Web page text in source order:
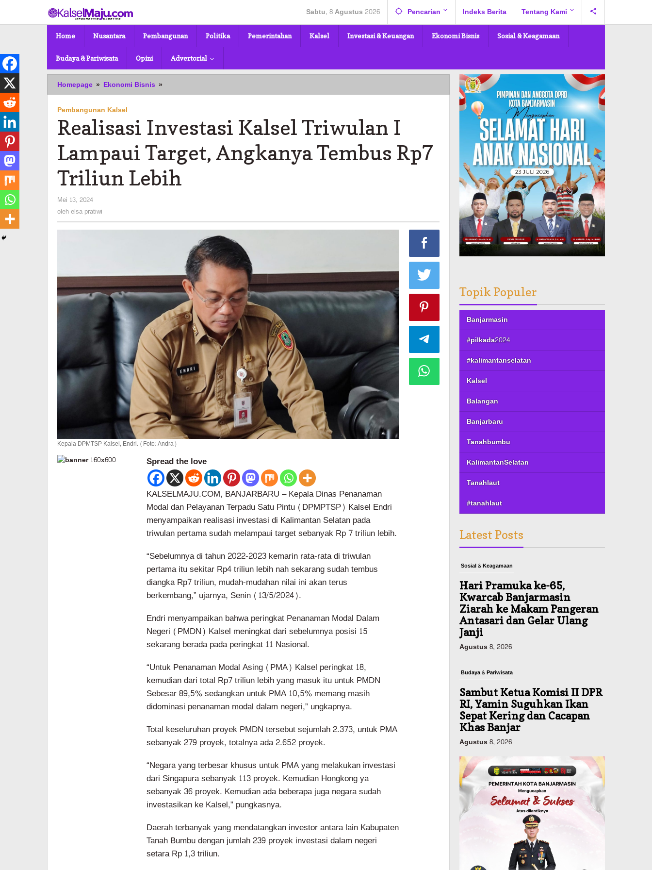
konten
Sabtu, 8 Agustus 2026 Pencarian Indeks Berita Tentang Kami
Home Nusantara Pembangunan Politika Pemerintahan Kalsel Investasi & Keuangan Ekonomi Bisnis Sosial & Keagamaan
Budaya & Pariwisata Opini Advertorial
Homepage » Ekonomi Bisnis »
Investasi
I
Lampaui
Angkanya
Tembus
Rp7
Triliun
Pembangunan Kalsel
Realisasi Investasi Kalsel Triwulan I
Lampaui Target, Angkanya Tembus Rp7
Triliun Lebih
Mei 13, 2024
elsa
pratiwi
olehelsa pratiwi
Kepala DPMTSP Kalsel, Endri. (Foto: Andra)
Spread the love
KALSELMAJU.COM, BANJARBARU – Kepala Dinas Penanaman
Modal dan Pelayanan Terpadu Satu Pintu (DPMPTSP) Kalsel Endri
menyampaikan realisasi investasi di Kalimantan Selatan pada
triwulan pertama sudah melampaui target sebanyak Rp 7 triliun lebih.
“Sebelumnya di tahun 2022-2023 kemarin rata-rata di triwulan
pertama itu sekitar Rp4 triliun lebih nah sekarang sudah tembus
diangka Rp7 triliun, mudah-mudahan nilai ini akan terus
berkembang,” ujarnya, Senin (13/5/2024).
Endri menyampaikan bahwa peringkat Penanaman Modal Dalam
Negeri (PMDN) Kalsel meningkat dari sebelumnya posisi 15
sekarang berada pada peringkat 11 Nasional.
“Untuk Penanaman Modal Asing (PMA) Kalsel peringkat 18,
kemudian dari total Rp7 triliun lebih yang masuk itu untuk PMDN
Sebesar 89,5% sedangkan untuk PMA 10,5% memang masih
didominasi penanaman modal dalam negeri,” ungkapnya.
Total keseluruhan proyek PMDN tersebut sejumlah 2.373, untuk PMA
sebanyak 279 proyek, totalnya ada 2.652 proyek.
“Negara yang terbesar khusus untuk PMA yang melakukan investasi
dari Singapura sebanyak 113 proyek. Kemudian Hongkong ya
sebanyak 36 proyek. Kemudian ada beberapa juga negara sudah
investasikan ke Kalsel,” pungkasnya.
Daerah terbanyak yang mendatangkan investor antara lain Kabupaten
Tanah Bumbu dengan jumlah 239 proyek investasi dalam negeri
setara Rp 1,3 triliun.
Topik Populer
Banjarmasin
#pilkada2024
#kalimantanselatan
Kalsel
Balangan
Banjarbaru
Tanahbumbu
KalimantanSelatan
Tanahlaut
#tanahlaut
Latest Posts
Sosial & Keagamaan
Hari Pramuka ke-65,
Kwarcab Banjarmasin
Ziarah ke Makam Pangeran
Antasari dan Gelar Ulang
Janji
Agustus 8, 2026
Budaya & Pariwisata
Sambut Ketua Komisi II DPR
RI, Yamin Suguhkan Ikan
Sepat Kering dan Cacapan
Khas Banjar
Agustus 8, 2026
Pemerintahan Sosial & Keagamaan
Banjarmasin Pilot Project
Perlinsos Digital, Target 30
Persen IKD Masih Jauh,
Komisi II DPR Turun
Agustus 7, 2026